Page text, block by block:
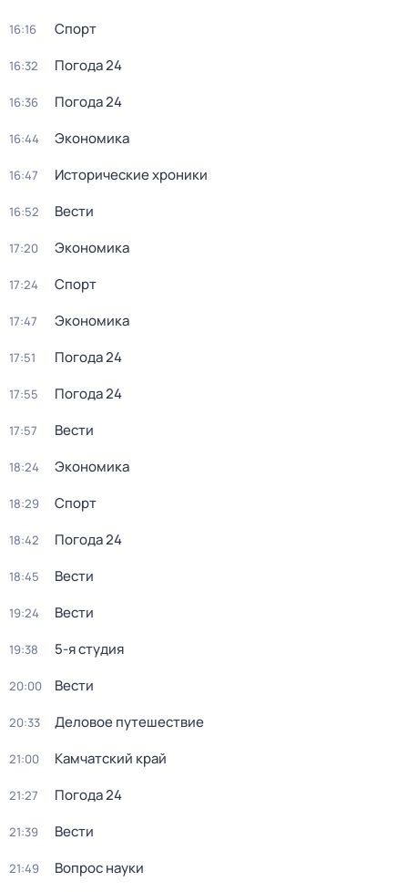
16:16 Спорт
16:32 Погода 24
16:36 Погода 24
16:44 Экономика
16:47 Исторические хроники
16:52 Вести
17:20 Экономика
17:24 Спорт
17:47 Экономика
17:51 Погода 24
17:55 Погода 24
17:57 Вести
18:24 Экономика
18:29 Спорт
18:42 Погода 24
18:45 Вести
19:24 Вести
19:38 5-я студия
20:00 Вести
20:33 Деловое путешествие
21:00 Камчатский край
21:27 Погода 24
21:39 Вести
21:49 Вопрос науки